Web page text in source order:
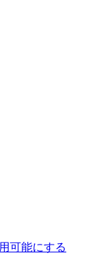
可能にする